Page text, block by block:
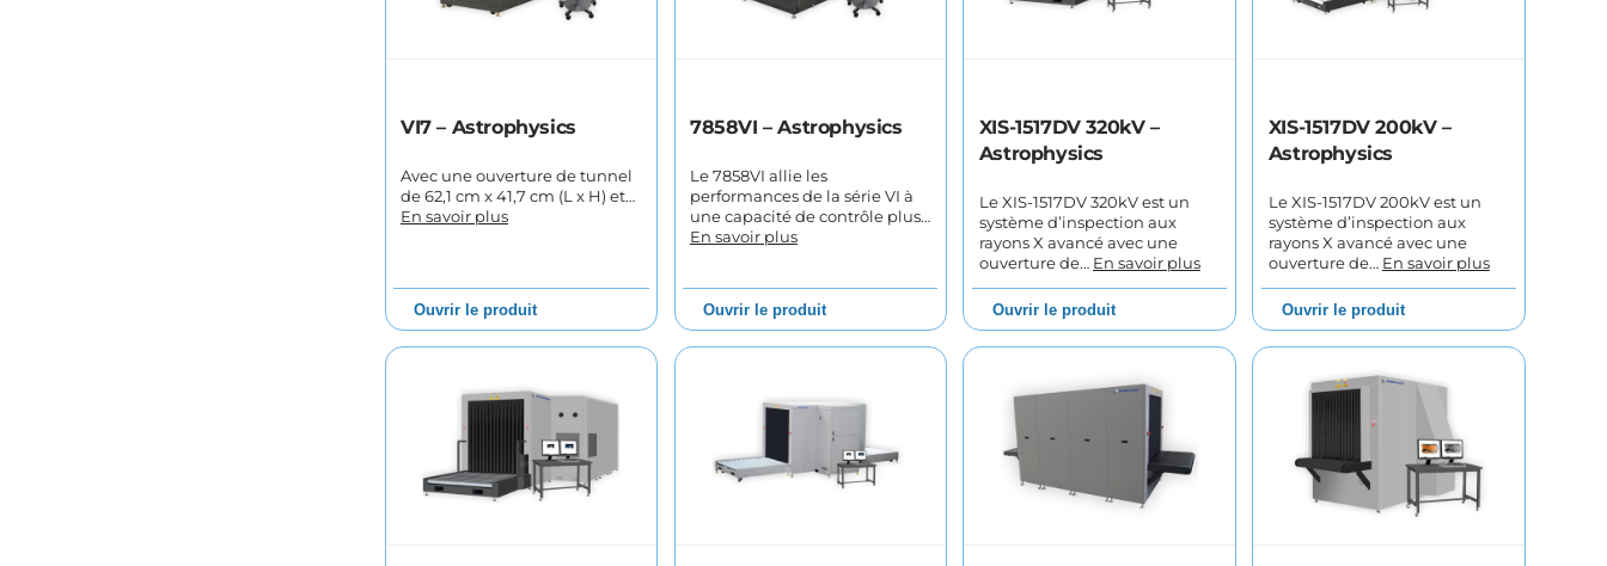
VI7 – Astrophysics
Avec une ouverture de tunnel
de 62,1 cm x 41,7 cm (L x H) et…
En savoir plus
Ouvrir le produit
7858VI – Astrophysics
Le 7858VI allie les
performances de la série VI à
une capacité de contrôle plus…
En savoir plus
Ouvrir le produit
XIS-1517DV 320kV –
Astrophysics
Le XIS-1517DV 320kV est un
système d’inspection aux
rayons X avancé avec une
ouverture de… En savoir plus
Ouvrir le produit
XIS-1517DV 200kV –
Astrophysics
Le XIS-1517DV 200kV est un
système d’inspection aux
rayons X avancé avec une
ouverture de… En savoir plus
Ouvrir le produit